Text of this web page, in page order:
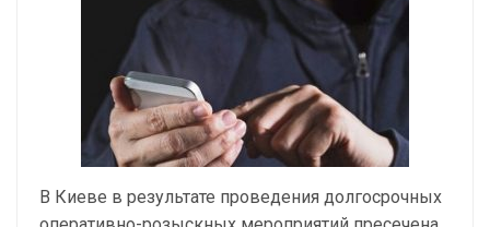
В Киеве в результате проведения долгосрочных